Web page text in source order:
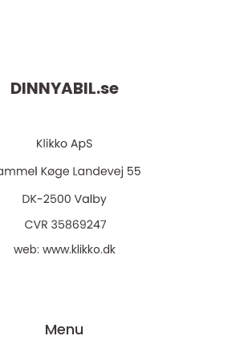
DINNYABIL.se
web: www.klikko.dk
Menu